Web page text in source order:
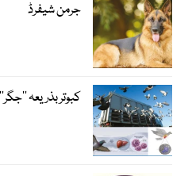
جرمن شیفرڈ
کبوتر بذریعہ